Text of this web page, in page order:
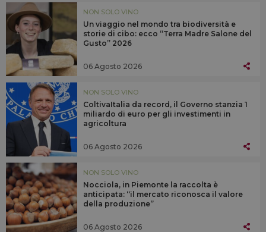
NON SOLO VINO
Un viaggio nel mondo tra biodiversità e
storie di cibo: ecco “Terra Madre Salone del
Gusto” 2026
06 Agosto 2026
NON SOLO VINO
ColtivaItalia da record, il Governo stanzia 1
miliardo di euro per gli investimenti in
agricoltura
06 Agosto 2026
NON SOLO VINO
Nocciola, in Piemonte la raccolta è
anticipata: “il mercato riconosca il valore
della produzione”
06 Agosto 2026